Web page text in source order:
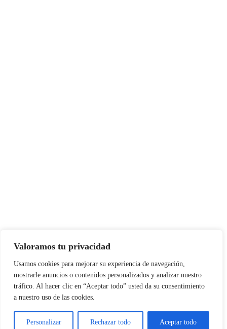
Valoramos tu privacidad
Usamos cookies para mejorar su experiencia de navegación,
mostrarle anuncios o contenidos personalizados y analizar nuestro
tráfico. Al hacer clic en “Aceptar todo” usted da su consentimiento
a nuestro uso de las cookies.
Personalizar Rechazar todo Aceptar todo